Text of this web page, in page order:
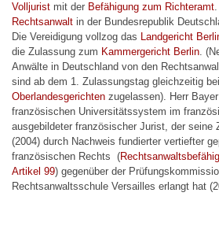
Volljurist mit der Befähigung zum Richteramt
Rechtsanwalt in der Bundesrepublik
Die Vereidigung vollzog das Landgericht
die Zulassung zum Kammergericht Berlin.
Anwälte in Deutschland von den
sind ab dem 1. Zulassungstag gleichzeitig
Oberlandesgerichten zugelassen). Herr
französischen Universitätssystem im
ausgebildeter französischer Jurist, der seine
(2004) durch Nachweis fundierter vertiefter
französischen Rechts (
Artikel 99) gegenüber der
Rechtsanwaltsschule Versailles erlangt hat